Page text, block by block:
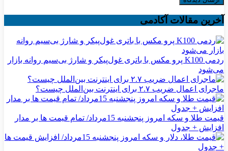
آخرین مقالات آکادمی
ردمی K100 پرو مکس با باتری غول‌پیکر و شارژ بی‌سیم روانه بازار
می‌شود
ماجرای اعمال ضریب ۲.۷ برای اینترنت بین‌الملل چیست؟
قیمت طلا و سکه امروز پنجشنبه 15مرداد/ تمام قیمت ها بر مدار
افزایش + جدول